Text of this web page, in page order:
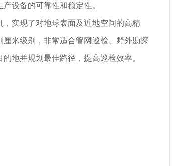
设备的可靠性和稳定性。
实现了对地球表面及近地空间的高精
米级别，非常适合管网巡检、野外勘探
地并规划最佳路径，提高巡检效率。